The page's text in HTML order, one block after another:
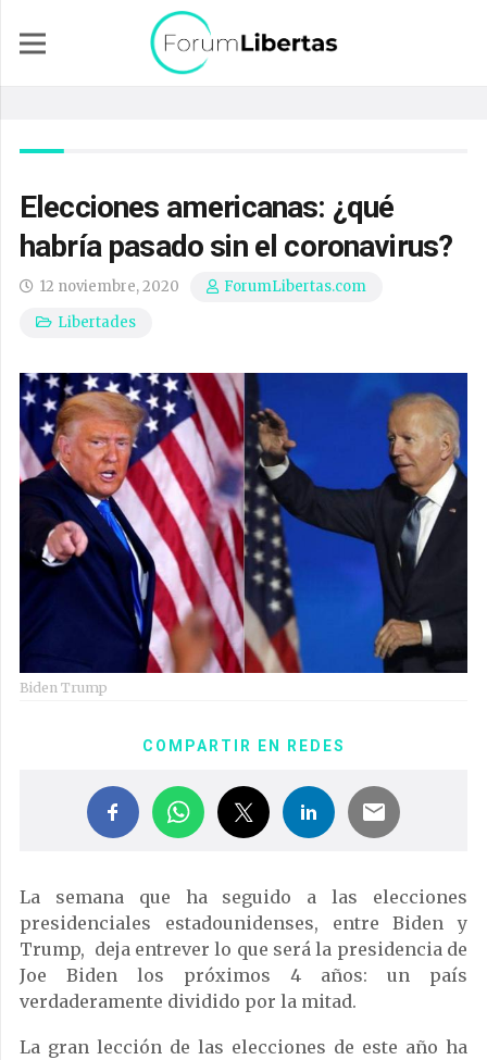
Elecciones americanas: ¿qué
habría pasado sin el coronavirus?
12 noviembre, 2020
ForumLibertas.com
Libertades
Biden Trump
COMPARTIR EN REDES
La semana que ha seguido a las elecciones
presidenciales estadounidenses, entre Biden y
Trump, deja entrever lo que será la presidencia de
Joe Biden los próximos 4 años: un país
verdaderamente dividido por la mitad.
La gran lección de las elecciones de este año ha